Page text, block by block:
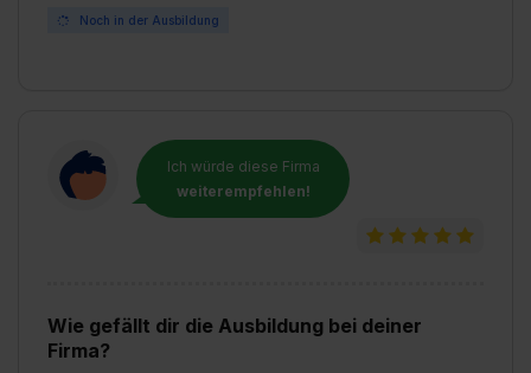
Noch in der Ausbildung
Ich würde diese Firma
weiterempfehlen!
Wie gefällt dir die Ausbildung bei deiner
Firma?